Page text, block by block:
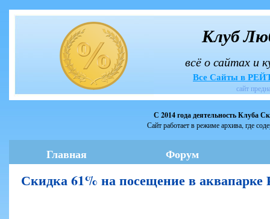
Клуб
всё о сайтах и
Все Сайты в
сайт
С 2014 года деятельность Клуба
Сайт работает в режиме архива, где
Главная Форум
Скидка 61% на посещение в